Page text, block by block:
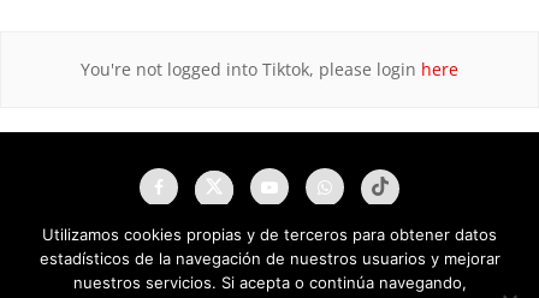
You're not logged into Tiktok, please login here
Utilizamos cookies propias y de terceros para obtener datos
estadísticos de la navegación de nuestros usuarios y mejorar
nuestros servicios. Si acepta o continúa navegando,